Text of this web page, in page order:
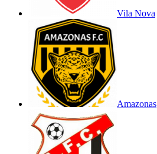
Vila Nova
Amazonas